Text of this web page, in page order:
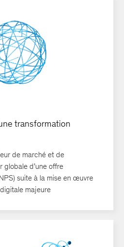
transformation
de marché et de
globale d’une offre
suite à la mise en œuvre
majeure